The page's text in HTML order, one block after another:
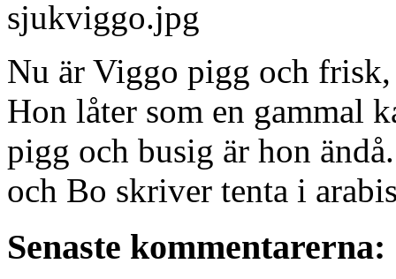
Nu är Viggo pigg och
Hon låter som en gammal
pigg och busig är hon
och Bo skriver tenta i
Senaste kommentarerna: